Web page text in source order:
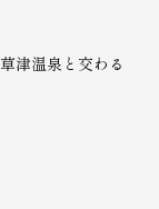
草津温泉と交わる